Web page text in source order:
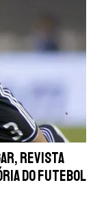
revista
do futebol